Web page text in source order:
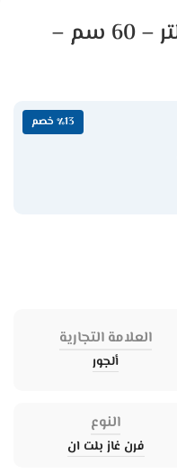
فرن غاز ألجور بلت ان 64 لتر – 60 سم –
٪13 خصم
العلامة التجارية
ألجور
النوع
فرن غاز بلت ان